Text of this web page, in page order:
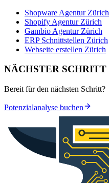
Shopware Agentur Zürich
Shopify Agentur Zürich
Gambio Agentur Zürich
ERP Schnittstellen Zürich
Webseite erstellen Zürich
NÄCHSTER SCHRITT
Bereit für den nächsten Schritt?
Potenzialanalyse buchen